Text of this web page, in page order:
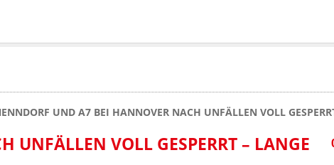
UND A7 BEI HANNOVER NACH UNFÄLLEN VOLL
UNFÄLLEN VOLL GESPERRT – LANGE